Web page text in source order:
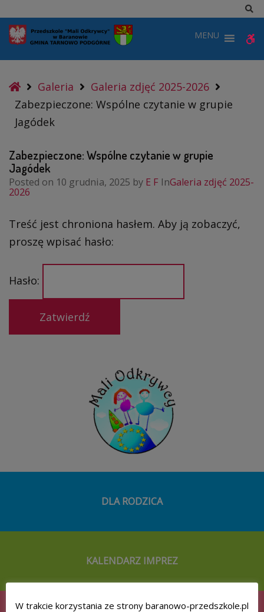
Wspólne
czytanie
w
grupie
Jagódek
MENU
HomeGaleria
Galeria zdjęć 2025-2026
Zabezpieczone: Wspólne czytanie w grupie
Jagódek
Zabezpieczone: Wspólne czytanie w grupie
Jagódek
Posted on 10 grudnia, 2025 by E F InGaleria zdjęć 2025-
2026
Treść jest chroniona hasłem. Aby ją zobaczyć,
proszę wpisać hasło:
Hasło:
DLA RODZICA
KALENDARZ IMPREZ
W trakcie korzystania ze strony baranowo-przedszkole.pl